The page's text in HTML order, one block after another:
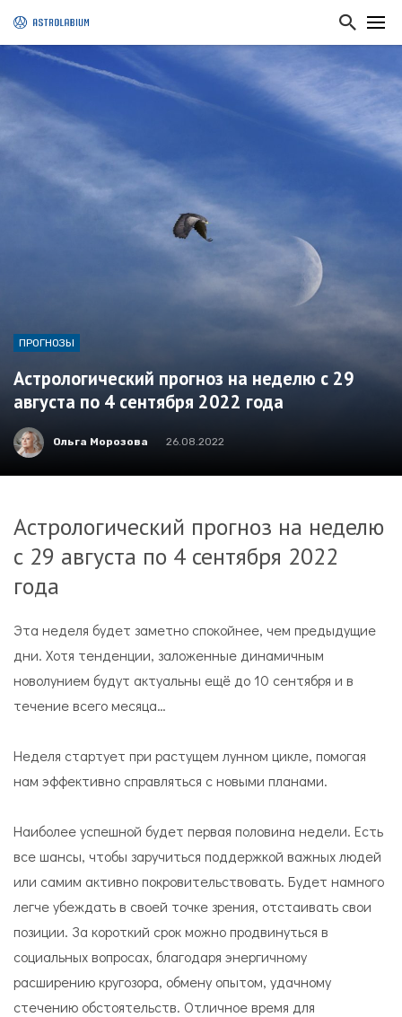
ПРОГНОЗЫ
Астрологический прогноз на неделю с 29
августа по 4 сентября 2022 года
Ольга Морозова 26.08.2022
Астрологический прогноз на неделю
с 29 августа по 4 сентября 2022
года
Эта неделя будет заметно спокойнее, чем предыдущие
дни. Хотя тенденции, заложенные динамичным
новолунием будут актуальны ещё до 10 сентября и в
течение всего месяца…
Неделя стартует при растущем лунном цикле, помогая
нам эффективно справляться с новыми планами.
Наиболее успешной будет первая половина недели. Есть
все шансы, чтобы заручиться поддержкой важных людей
или самим активно покровительствовать. Будет намного
легче убеждать в своей точке зрения, отстаивать свои
позиции. За короткий срок можно продвинуться в
социальных вопросах, благодаря энергичному
расширению кругозора, обмену опытом, удачному
стечению обстоятельств. Отличное время для